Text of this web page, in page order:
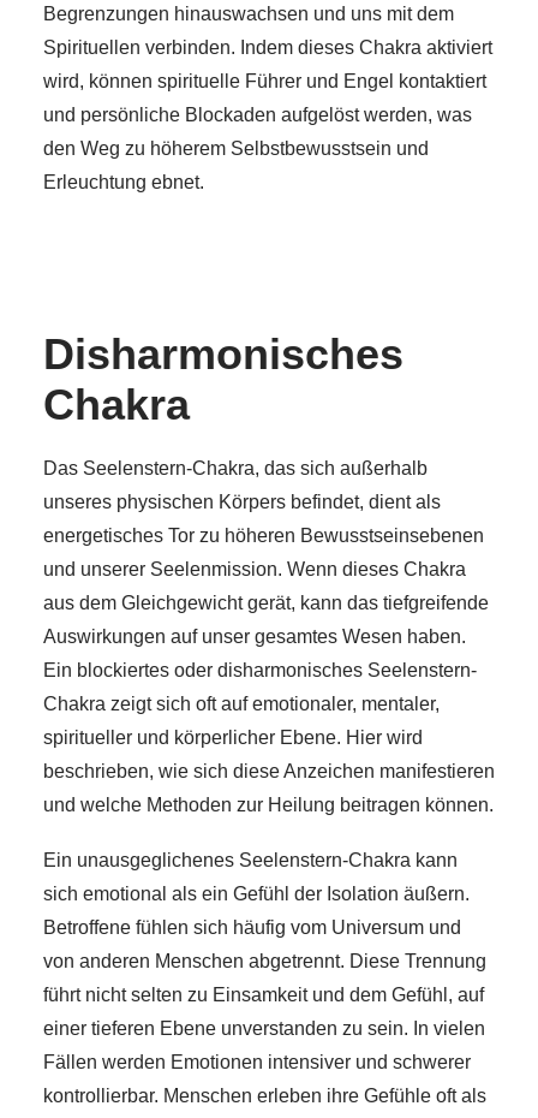
Begrenzungen hinauswachsen und uns mit dem
Spirituellen verbinden. Indem dieses Chakra aktiviert
wird, können spirituelle Führer und Engel kontaktiert
und persönliche Blockaden aufgelöst werden, was
den Weg zu höherem Selbstbewusstsein und
Erleuchtung ebnet.
Disharmonisches
Chakra
Das Seelenstern-Chakra, das sich außerhalb
unseres physischen Körpers befindet, dient als
energetisches Tor zu höheren Bewusstseinsebenen
und unserer Seelenmission. Wenn dieses Chakra
aus dem Gleichgewicht gerät, kann das tiefgreifende
Auswirkungen auf unser gesamtes Wesen haben.
Ein blockiertes oder disharmonisches Seelenstern-
Chakra zeigt sich oft auf emotionaler, mentaler,
spiritueller und körperlicher Ebene. Hier wird
beschrieben, wie sich diese Anzeichen manifestieren
und welche Methoden zur Heilung beitragen können.
Ein unausgeglichenes Seelenstern-Chakra kann
sich emotional als ein Gefühl der Isolation äußern.
Betroffene fühlen sich häufig vom Universum und
von anderen Menschen abgetrennt. Diese Trennung
führt nicht selten zu Einsamkeit und dem Gefühl, auf
einer tieferen Ebene unverstanden zu sein. In vielen
Fällen werden Emotionen intensiver und schwerer
kontrollierbar. Menschen erleben ihre Gefühle oft als